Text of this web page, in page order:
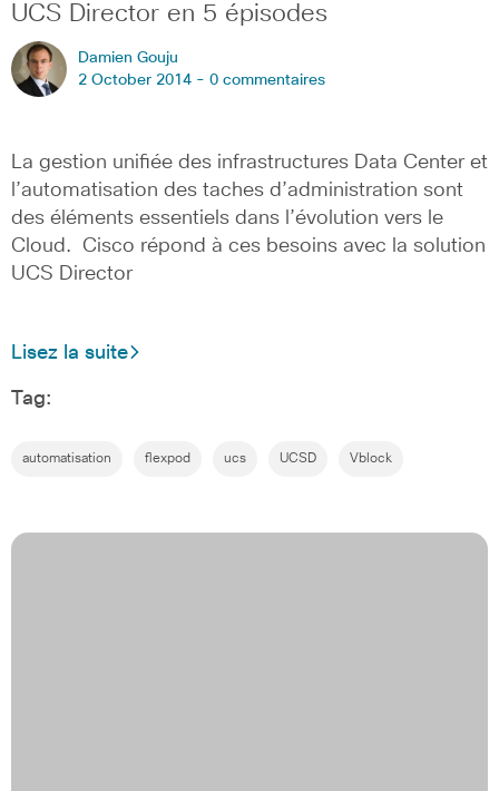
UCS Director en 5 épisodes
Damien Gouju
2 October 2014 - 0 commentaires
La gestion unifiée des infrastructures Data Center et
l’automatisation des taches d’administration sont
des éléments essentiels dans l’évolution vers le
Cloud. Cisco répond à ces besoins avec la solution
UCS Director
Lisez la suite
Tag:
automatisation flexpod ucs UCSD Vblock